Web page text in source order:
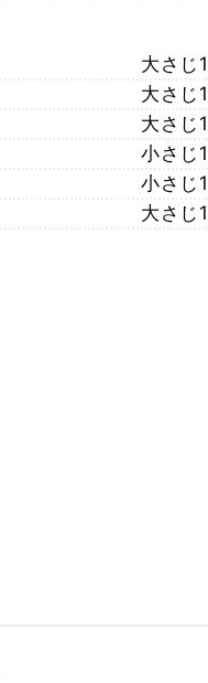
大さじ1
大さじ1
大さじ1
小さじ1
小さじ1
大さじ1